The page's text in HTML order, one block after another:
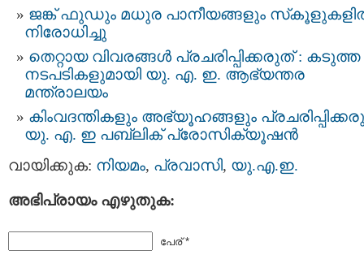
ജങ്ക് ഫുഡും മധുര പാനീയങ്ങളും
നിരോധിച്ചു
തെറ്റായ വിവരങ്ങൾ പ്രചരിപ്പിക്കരുത് : കടുത്ത
നടപടികളുമായി യു. എ. ഇ. ആഭ്യന്തര
മന്ത്രാലയം
കിംവദന്തികളും അഭ്യൂഹങ്ങളും
യു. എ. ഇ പബ്ലിക് പ്രോസിക്യൂഷൻ
വായിക്കുക: നിയമം, പ്രവാസി, യു.എ.ഇ.
അഭിപ്രായം എഴുതുക:
പേര് *